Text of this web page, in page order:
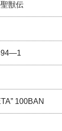
獣伝
94―1
100BAN